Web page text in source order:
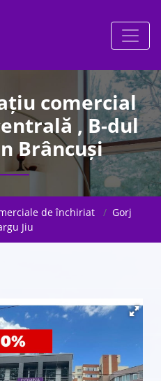
comercial
, B-dul
Brâncuși
de închiriat
Gorj
Jiu